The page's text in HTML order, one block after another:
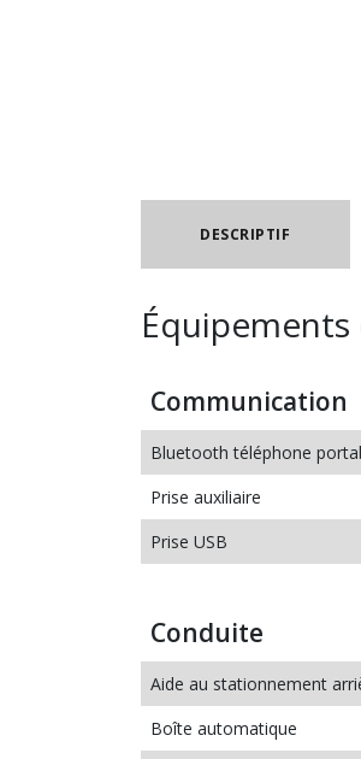
DESCRIPTIF
Équipements
Communication
Bluetooth téléphone
Prise auxiliaire
Prise USB
Conduite
Aide au stationnement
Boîte automatique